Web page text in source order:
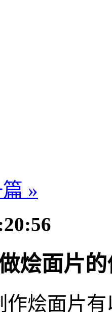
»
烩面片
作烩面片